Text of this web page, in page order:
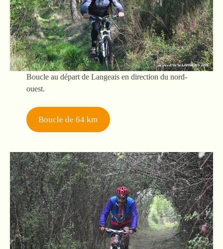
Boucle au départ de Langeais en direction du nord-
ouest.
Boucle de 64 km